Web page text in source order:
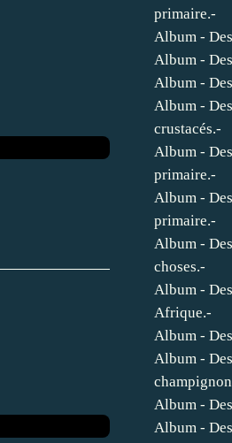
primaire.-
Album -
Album -
Album -
Album -
crustacés.-
Album -
primaire.-
Album -
primaire.-
Album -
choses.-
Album -
Afrique.-
Album -
Album -
Album -
Album -